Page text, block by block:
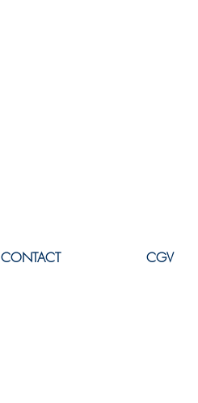
CONTACT CGV